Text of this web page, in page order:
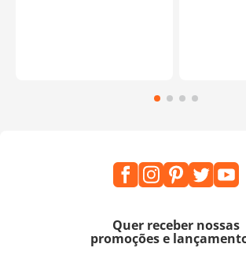
Quer receber nossas
promoções e